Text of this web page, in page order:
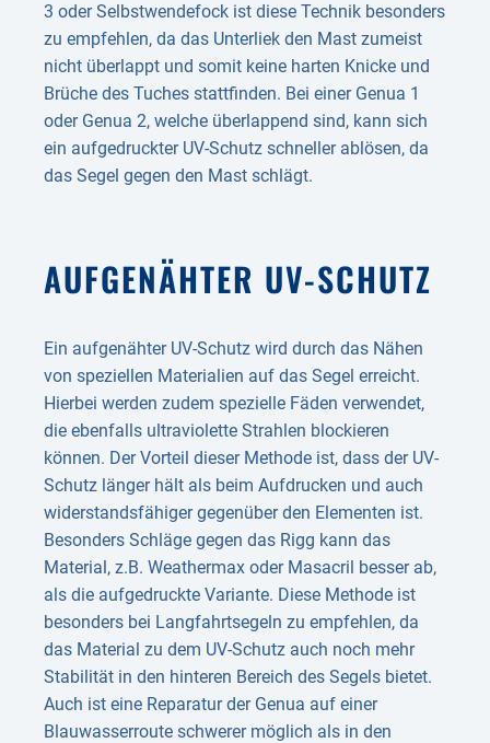
3 oder Selbstwendefock ist diese Technik besonders
zu empfehlen, da das Unterliek den Mast zumeist
nicht überlappt und somit keine harten Knicke und
Brüche des Tuches stattfinden. Bei einer Genua 1
oder Genua 2, welche überlappend sind, kann sich
ein aufgedruckter UV-Schutz schneller ablösen, da
das Segel gegen den Mast schlägt.
AUFGENÄHTER UV-SCHUTZ
Ein aufgenähter UV-Schutz wird durch das Nähen
von speziellen Materialien auf das Segel erreicht.
Hierbei werden zudem spezielle Fäden verwendet,
die ebenfalls ultraviolette Strahlen blockieren
können. Der Vorteil dieser Methode ist, dass der UV-
Schutz länger hält als beim Aufdrucken und auch
widerstandsfähiger gegenüber den Elementen ist.
Besonders Schläge gegen das Rigg kann das
Material, z.B. Weathermax oder Masacril besser ab,
als die aufgedruckte Variante. Diese Methode ist
besonders bei Langfahrtsegeln zu empfehlen, da
das Material zu dem UV-Schutz auch noch mehr
Stabilität in den hinteren Bereich des Segels bietet.
Auch ist eine Reparatur der Genua auf einer
Blauwasserroute schwerer möglich als in den